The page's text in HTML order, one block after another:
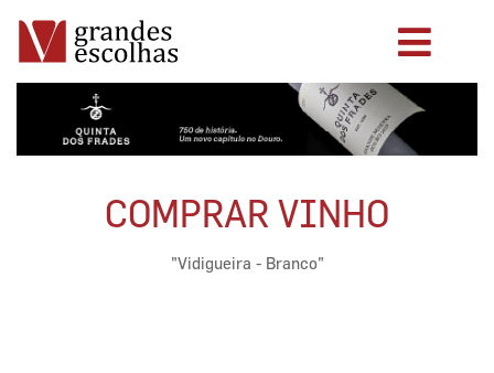
COMPRAR VINHO
"Vidigueira - Branco"